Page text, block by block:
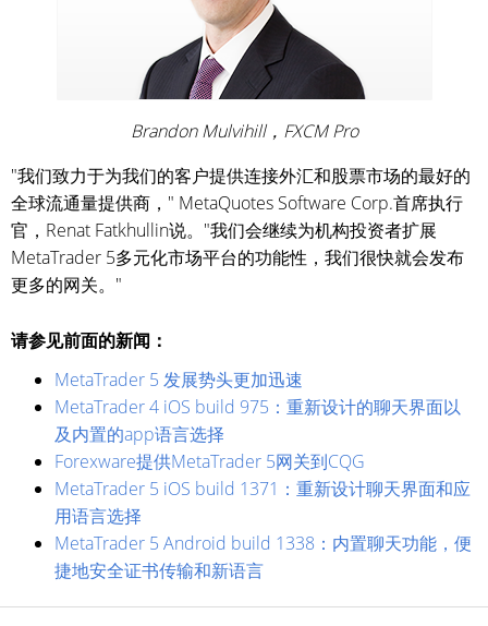
Brandon Mulvihill，FXCM Pro
"我们致力于为我们的客户提供连接外汇和股票市场的最好的
全球流通量提供商，" MetaQuotes Software Corp.首席执行
官，Renat Fatkhullin说。"我们会继续为机构投资者扩展
MetaTrader 5多元化市场平台的功能性，我们很快就会发布
更多的网关。"
请参见前面的新闻：
MetaTrader 5 发展势头更加迅速
MetaTrader 4 iOS build 975：重新设计的聊天界面以
及内置的app语言选择
Forexware提供MetaTrader 5网关到CQG
MetaTrader 5 iOS build 1371：重新设计聊天界面和应
用语言选择
MetaTrader 5 Android build 1338：内置聊天功能，便
捷地安全证书传输和新语言